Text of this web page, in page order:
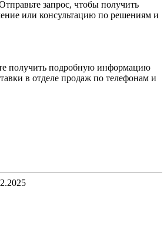
запрос, чтобы получить
или консультацию по решениям и
получить подробную информацию
в отделе продаж по телефонам и